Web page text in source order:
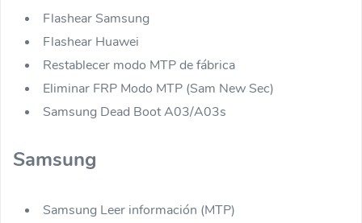
Flashear Samsung
Flashear Huawei
Restablecer modo MTP de fábrica
Eliminar FRP Modo MTP (Sam New Sec)
Samsung Dead Boot A03/A03s
Samsung
Samsung Leer información (MTP)